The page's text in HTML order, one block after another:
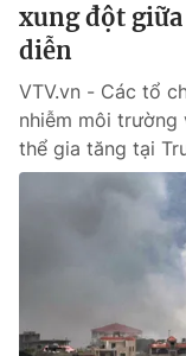
thuận bằng văn bản.
thông tin từ website
xung đột
diễn
VTV.vn - Các tổ
nhiễm môi trường
thể gia tăng tại